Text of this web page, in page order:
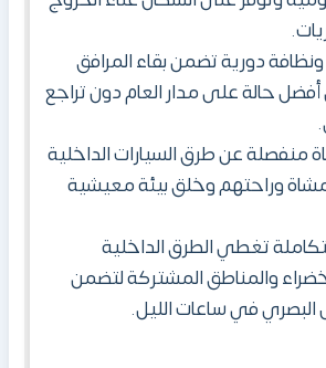
دورية تضمن بقاء المرافق
حالة على مدار العام دون تراجع
منفصلة عن طرق السيارات الداخلية
وراحتهم وخلق بيئة معيشية
تغطي الطرق الداخلية
والمناطق المشتركة لتضمن
البصري في ساعات الليل.